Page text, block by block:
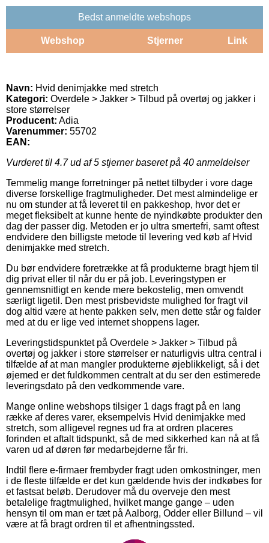
Bedst anmeldte webshops
Webshop Stjerner Link
Navn: Hvid denimjakke med stretch
Kategori: Overdele > Jakker > Tilbud på overtøj og jakker i
store størrelser
Producent: Adia
Varenummer: 55702
EAN:
Vurderet til 4.7ud af 5 stjerner baseret på 40 anmeldelser
Temmelig mange forretninger på nettet tilbyder i vore dage
diverse forskellige fragtmuligheder. Det mest almindelige er
nu om stunder at få leveret til en pakkeshop, hvor det er
meget fleksibelt at kunne hente de nyindkøbte produkter den
dag der passer dig. Metoden er jo ultra smertefri, samt oftest
endvidere den billigste metode til levering ved køb af Hvid
denimjakke med stretch.
Du bør endvidere foretrække at få produkterne bragt hjem til
dig privat eller til når du er på job. Leveringstypen er
gennemsnitligt en kende mere bekostelig, men omvendt
særligt ligetil. Den mest prisbevidste mulighed for fragt vil
dog altid være at hente pakken selv, men dette står og falder
med at du er lige ved internet shoppens lager.
Leveringstidspunktet på Overdele > Jakker > Tilbud på
overtøj og jakker i store størrelser er naturligvis ultra central i
tilfælde af at man mangler produkterne øjeblikkeligt, så i det
øjemed er det fuldkommen centralt at du ser den estimerede
leveringsdato på den vedkommende vare.
Mange online webshops tilsiger 1 dags fragt på en lang
række af deres varer, eksempelvis Hvid denimjakke med
stretch, som alligevel regnes ud fra at ordren placeres
forinden et aftalt tidspunkt, så de med sikkerhed kan nå at få
varen ud af døren før medarbejderne får fri.
Indtil flere e-firmaer frembyder fragt uden omkostninger, men
i de fleste tilfælde er det kun gældende hvis der indkøbes for
et fastsat beløb. Derudover må du overveje den mest
betalelige fragtmulighed, hvilket mange gange – uden
hensyn til om man er tæt på Aalborg, Odder eller Billund – vil
være at få bragt ordren til et afhentningssted.